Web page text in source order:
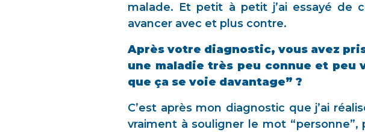
malade. Et petit à petit j’ai essayé de
avancer avec et plus contre.
Après votre diagnostic, vous avez
une maladie très peu connue et
que ça se voie davantage” ?
C’est après mon diagnostic que j’ai
vraiment à souligner le mot